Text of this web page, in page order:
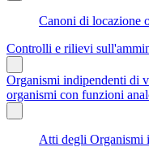
Canoni di locazione
Controlli e rilievi
Organismi indipendenti di
organismi con funzioni
Atti degli Organismi